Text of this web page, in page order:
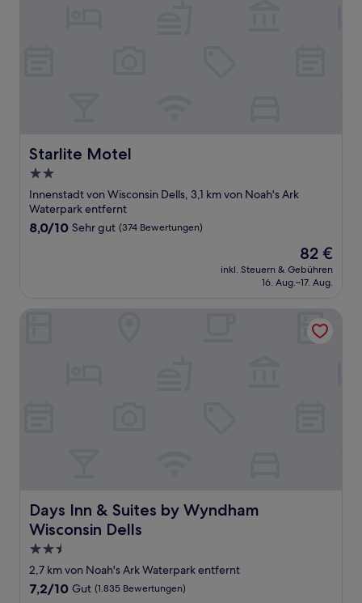
Starlite Motel
Starlite Motel
2.0-
Sterne-
Unterkunft
Innenstadt von Wisconsin Dells, 3,1 km von Noah's Ark
Waterpark entfernt
8.0
Bewertungen)
8,0/10 Sehr gut (374 Bewertungen)
Der
Preis
beträgt
82 €
inkl. Steuern & Gebühren
16. Aug.–17. Aug.
Days Inn & Suites by Wyndham
Wisconsin Dells
Days Inn & Suites by Wyndham Wisconsin Dells
2.5-
Sterne-
Unterkunft
2,7 km von Noah's Ark Waterpark entfernt
7.2
7,2/10 Gut (1.835 Bewertungen)